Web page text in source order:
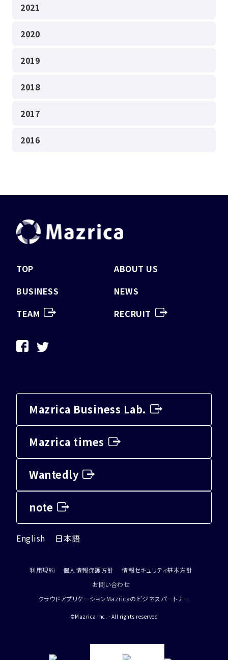
2021
2020
2019
2018
2017
2016
TOP
ABOUT US
BUSINESS
NEWS
TEAM
RECRUIT
Mazrica Business Lab.
Mazrica times
Wantedly
note
English 日本語
利用規約 個人情報保護方針
情報セキュリティ基本方針
お問い合わせ
クラウドアプリケーションMazricaのビジネスパートナー
©Mazrica Inc. - All rights reserved